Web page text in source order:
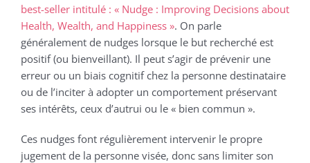
best-seller intitulé : « Nudge : Improving Decisions about
Health, Wealth, and Happiness ». On parle
généralement de nudges lorsque le but recherché est
positif (ou bienveillant). Il peut s’agir de prévenir une
erreur ou un biais cognitif chez la personne destinataire
ou de l’inciter à adopter un comportement préservant
ses intérêts, ceux d’autrui ou le « bien commun ».
Ces nudges font régulièrement intervenir le propre
jugement de la personne visée, donc sans limiter son